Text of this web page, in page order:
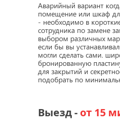
Аварийный вариант
помещение или шкаф
- необходимо в
сотрудника по замене
выбором различных
если бы вы
могли сделать сами.
бронированную
для закрытий и
подобрать по
Выезд - от 15